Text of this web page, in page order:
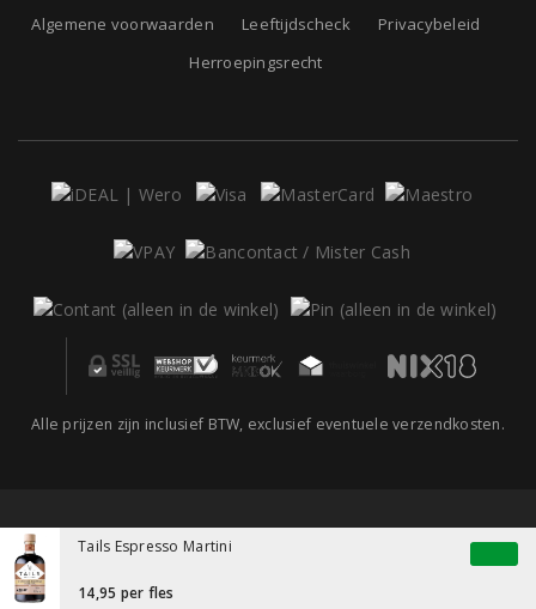
Tails Espresso Martini
14,95 per fles
Algemene voorwaarden
Leeftijdscheck
Privacybeleid
Herroepingsrecht
Alle prijzen zijn inclusief BTW, exclusief eventuele verzendkosten.